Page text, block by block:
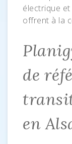
électrique et
offrent à la
de
en